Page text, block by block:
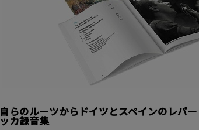
自らのルーツからドイツとスペインのレパ
ッカ録音集